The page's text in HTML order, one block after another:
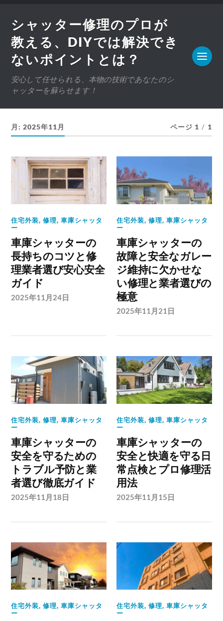
シャッター修理のプロが
教える、DIYでは解決でき
ないポイントとは？
安心して任せられる、本物の技術であなたのシ
ャッターを蘇らせます！
月:2025年11月 ページ 1 / 1
住宅外装,修理,車庫シャッタ
ー
車庫シャッターの
長持ちのコツと修
理業者選び安心安全
ガイド
2025年11月24日
住宅外装,修理,車庫シャッタ
ー
車庫シャッターの
故障と安全なガレー
ジ維持に欠かせな
い修理と業者選びの
極意
2025年11月21日
住宅外装,修理,車庫シャッタ
ー
車庫シャッターの
安全を守るための
トラブル予防と業
者選び徹底ガイド
2025年11月18日
住宅外装,修理,車庫シャッタ
ー
車庫シャッターの
安全と快適を守る日
常点検とプロ修理活
用法
2025年11月15日
住宅外装,修理,車庫シャッタ
ー
住宅外装,修理,車庫シャッタ
ー